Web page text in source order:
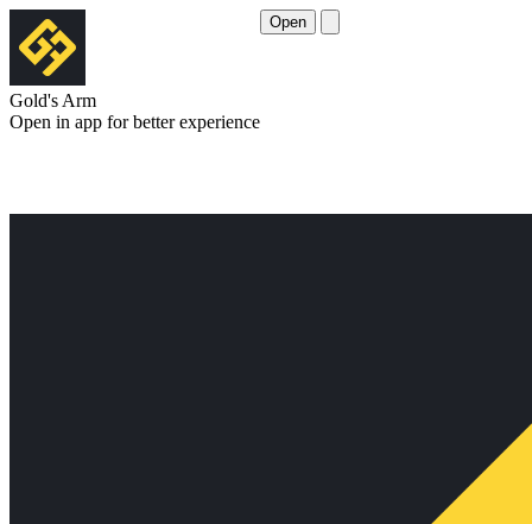
Gold's Arm
Open in app for better experience
Open